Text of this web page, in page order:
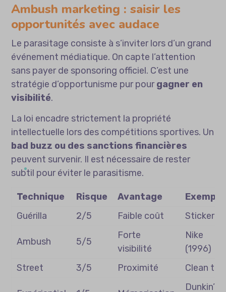
Ambush marketing : saisir les
opportunités avec audace
Le parasitage consiste à s’inviter lors d’un grand
événement médiatique. On capte l’attention
sans payer de sponsoring officiel. C’est une
stratégie d’opportunisme pur pourgagner en
visibilité.
La loi encadre strictement la propriété
intellectuelle lors des compétitions sportives. Un
bad buzz ou des sanctions financières
peuvent survenir. Il est nécessaire de rester
subtil pour éviter le parasitisme.
Technique Risque Avantage
Exemple
Guérilla
2/5 Faible coût
Ambush 5/5
Forte
visibilité
Nike
(1996)
Street
3/5 Proximité Clean tag
Dunkin’